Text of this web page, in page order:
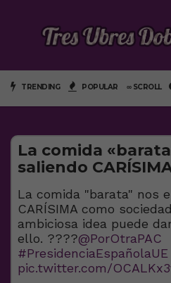
TRENDING POPULAR ∞ SCROLL
La comida
saliendo
La comida "barata" nos
CARÍSIMA como
ambiciosa idea puede
ello. ????@PorOtraPAC
#PresidenciaEspañolaUE
pic.twitter.com/